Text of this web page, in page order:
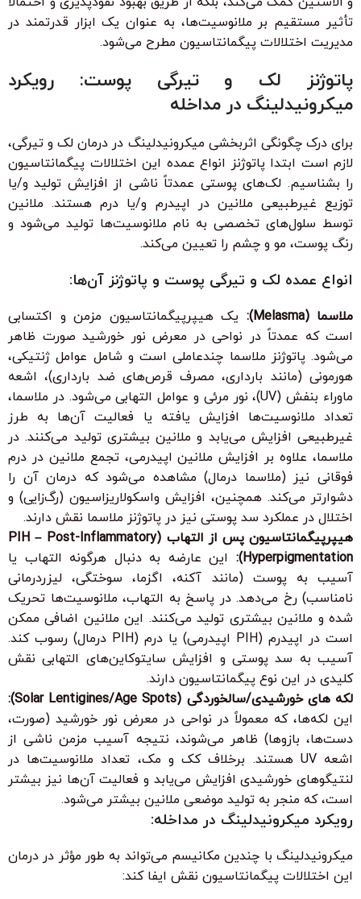
تأثیر مستقیم بر ملانوسیت‌ها، به عنوان یک ابزار قدرتمند در
مدیریت اختلالات پیگمانتاسیون مطرح می‌شود.
پاتوژنز لک و تیرگی پوست: رویکرد
میکرونیدلینگ در مداخله
برای درک چگونگی اثربخشی میکرونیدلینگ در درمان لک و تیرگی،
لازم است ابتدا پاتوژنز انواع عمده این اختلالات پیگمانتاسیون
را بشناسیم. لک‌های پوستی عمدتاً ناشی از افزایش تولید و/یا
توزیع غیرطبیعی ملانین در اپیدرم و/یا درم هستند. ملانین
توسط سلول‌های تخصصی به نام ملانوسیت‌ها تولید می‌شود و
رنگ پوست، مو و چشم را تعیین می‌کند.
انواع عمده لک و تیرگی پوست و پاتوژنز آن‌ها:
ملاسما (Melasma):
یک هیپرپیگمانتاسیون مزمن و اکتسابی
است که عمدتاً در نواحی در معرض نور خورشید صورت ظاهر
می‌شود. پاتوژنز ملاسما چندعاملی است و شامل عوامل ژنتیکی،
هورمونی (مانند بارداری، مصرف قرص‌های ضد بارداری)، اشعه
ماوراء بنفش (UV)، نور مرئی و عوامل التهابی می‌شود. در ملاسما،
تعداد ملانوسیت‌ها افزایش یافته یا فعالیت آن‌ها به طرز
غیرطبیعی افزایش می‌یابد و ملانین بیشتری تولید می‌کنند. در
ملاسما، علاوه بر افزایش ملانین اپیدرمی، تجمع ملانین در درم
فوقانی نیز (ملاسما درمال) مشاهده می‌شود که درمان آن را
دشوارتر می‌کند. همچنین، افزایش واسکولاریزاسیون (رگ‌زایی) و
اختلال در عملکرد سد پوستی نیز در پاتوژنز ملاسما نقش دارند.
هیپرپیگمانتاسیون پس از التهاب (PIH – Post-Inflammatory
Hyperpigmentation):
این عارضه به دنبال هرگونه التهاب یا
آسیب به پوست (مانند آکنه، اگزما، سوختگی، لیزردرمانی
نامناسب) رخ می‌دهد. در پاسخ به التهاب، ملانوسیت‌ها تحریک
شده و ملانین بیشتری تولید می‌کنند. این ملانین اضافی ممکن
است در اپیدرم (PIH اپیدرمی) یا درم (PIH درمال) رسوب کند.
آسیب به سد پوستی و افزایش سایتوکاین‌های التهابی نقش
کلیدی در این نوع پیگمانتاسیون دارند.
لکه های خورشیدی/سالخوردگی (Solar Lentigines/Age Spots):
این لکه‌ها، که معمولاً در نواحی در معرض نور خورشید (صورت،
دست‌ها، بازوها) ظاهر می‌شوند، نتیجه آسیب مزمن ناشی از
اشعه UV هستند. برخلاف کک و مک، تعداد ملانوسیت‌ها در
لنتیگوهای خورشیدی افزایش می‌یابد و فعالیت آن‌ها نیز بیشتر
است، که منجر به تولید موضعی ملانین بیشتر می‌شود.
رویکرد میکرونیدلینگ در مداخله:
میکرونیدلینگ با چندین مکانیسم می‌تواند به طور مؤثر در درمان
این اختلالات پیگمانتاسیون نقش ایفا کند: